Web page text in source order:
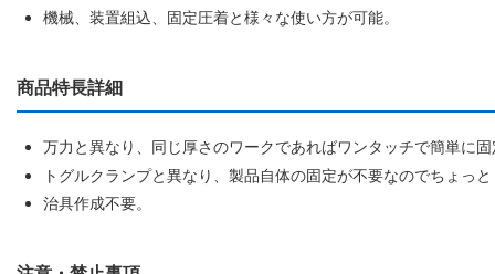
機械、装置組込、固定圧着と様々な使い方が可能。
商品特長詳細
万力と異なり、同じ厚さのワークであればワンタッチで簡単に固
トグルクランプと異なり、製品自体の固定が不要なのでちょっ
治具作成不要。